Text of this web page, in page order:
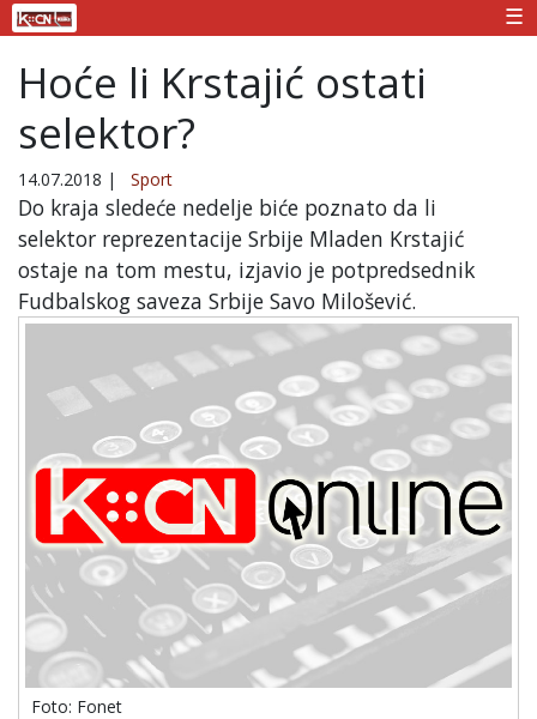
☰
Hoće li Krstajić ostati
selektor?
14.07.2018 | Sport
Do kraja sledeće nedelje biće poznato da li
selektor reprezentacije Srbije Mladen Krstajić
ostaje na tom mestu, izjavio je potpredsednik
Fudbalskog saveza Srbije Savo Milošević.
Foto: Fonet